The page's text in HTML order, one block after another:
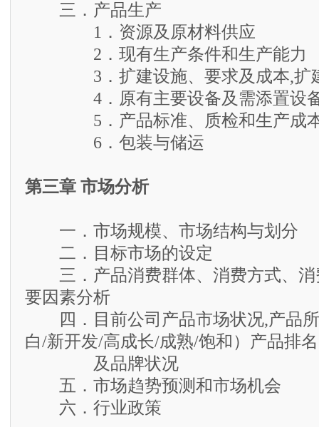
三．产品生产
1．资源及原材料供应
2．现有生产条件和生产能力
3．扩建设施、要求及成本,扩建
4．原有主要设备及需添置设
5．产品标准、质检和生产成
6．包装与储运
第三章 市场分析
一．市场规模、市场结构与划分
二．目标市场的设定
三．产品消费群体、消费方式、消
要因素分析
四．目前公司产品市场状况,产品所
白/新开发/高成长/成熟/饱和）产品排名
及品牌状况
五．市场趋势预测和市场机会
六．行业政策